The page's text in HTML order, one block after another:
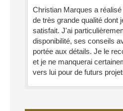
Christian Marques a
de très grande qualité dont
satisfait. J'ai
disponibilité, ses conseils
portée aux détails. Je le
et je ne manquerai
vers lui pour de futurs